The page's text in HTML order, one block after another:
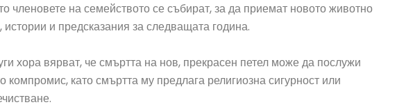
членовете на семейството се събират, за да приемат новото животно
истории и предсказания за следващата година.
хора вярват, че смъртта на нов, прекрасен петел може да послужи
компромис, като смъртта му предлага религиозна сигурност или